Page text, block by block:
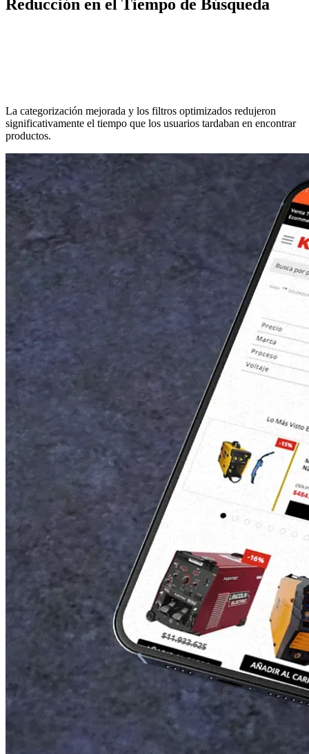
Reducción en el Tiempo de Búsqueda
La categorización mejorada y los filtros optimizados redujeron
significativamente el tiempo que los usuarios tardaban en encontrar
productos.